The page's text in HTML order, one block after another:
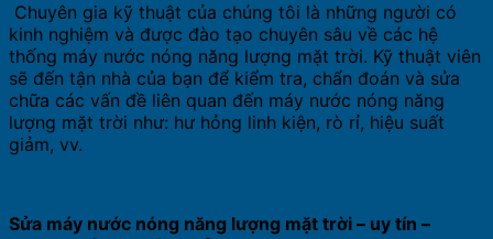
‍ Chuyên gia kỹ thuật của chúng tôi là những người có
kinh nghiệm và được đào tạo chuyên sâu về các hệ
thống máy nước nóng năng lượng mặt trời. Kỹ thuật viên
sẽ đến tận nhà của bạn để kiểm tra, chẩn đoán và sửa
chữa các vấn đề liên quan đến máy nước nóng năng
lượng mặt trời như: hư hỏng linh kiện, rò rỉ, hiệu suất
giảm, vv.
Sửa máy nước nóng năng lượng mặt trời – uy tín –